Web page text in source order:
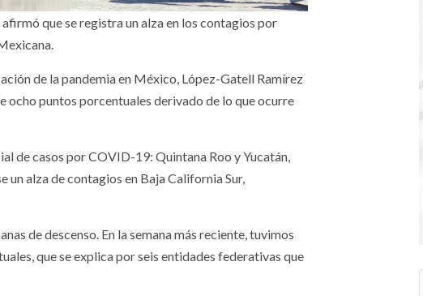
que se registra un alza en los contagios por
de la pandemia en México, López-Gatell Ramírez
ocho puntos porcentuales derivado de lo que ocurre
de casos por COVID-19: Quintana Roo y Yucatán,
alza de contagios en Baja California Sur,
de descenso. En la semana más reciente, tuvimos
que se explica por seis entidades federativas que